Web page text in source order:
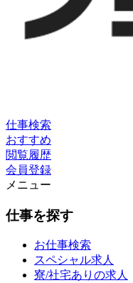
仕事検索
おすすめ
閲覧履歴
会員登録
メニュー
仕事を探す
お仕事検索
スペシャル求人
寮/社宅ありの求人